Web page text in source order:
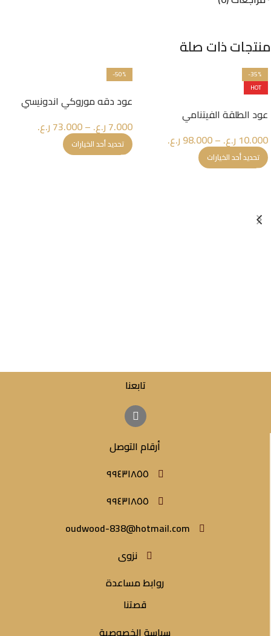
منتجات ذات صلة
-35%
HOT
عود الطلقة الفيتنامي
10.000 ر.ع. –
98.000ر.ع.
تحديد أحد الخيارات
-50%
عود دقه موروكي اندونيسي
7.000ر.ع. –
73.000ر.ع.
تحديد أحد الخيارات
تابعنا
أرقام التوصل
٩٩٤٣١٨٥٥
٩٩٤٣١٨٥٥
oudwood-838@hotmail.com
نزوى
روابط مساعدة
قصتنا